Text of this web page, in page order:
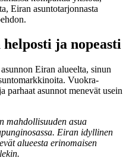
Eiran asuntotarjonnasta
ja nopeasti
Eiran alueelta, sinun
Vuokra-
parhaat asunnot menevät usein
mahdollisuuden asua
Eiran idyllinen
alueesta erinomaisen